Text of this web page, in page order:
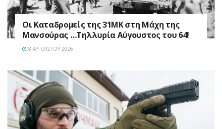
Οι Καταδρομείς της 31ΜΚ στη Mάχη της
Μανσούρας …Τηλλυρία Αύγουστος του 64!
8 ΑΥΓΟΎΣΤΟΥ 2026